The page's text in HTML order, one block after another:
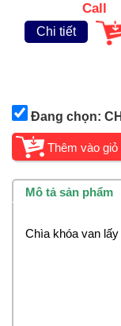
Call
Chi tiết
Đang chọn:
Mô tả sản phẩm
Chìa khóa van